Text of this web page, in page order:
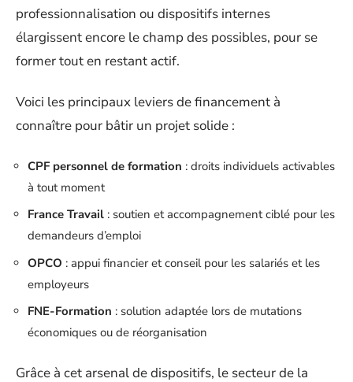
professionnalisation ou dispositifs internes
élargissent encore le champ des possibles, pour se
former tout en restant actif.
Voici les principaux leviers de financement à
connaître pour bâtir un projet solide :
CPF personnel de formation : droits individuels activables
à tout moment
France Travail : soutien et accompagnement ciblé pour les
demandeurs d’emploi
OPCO : appui financier et conseil pour les salariés et les
employeurs
FNE-Formation : solution adaptée lors de mutations
économiques ou de réorganisation
Grâce à cet arsenal de dispositifs, le secteur de la